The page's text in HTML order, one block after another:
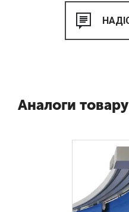
Аналоги товару